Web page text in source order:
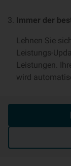
Immer der
Lehnen Sie
Leistungs-
Leistungen.
wird